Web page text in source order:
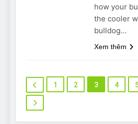
how your
the cooler
bulldog…
Xem thêm
1 2 3 4